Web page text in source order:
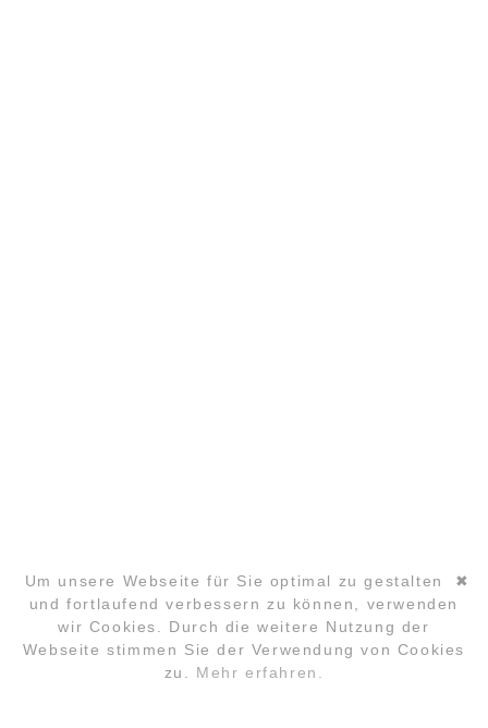
Navigation
FAQ LOCATION
COPYRIGHT ©2026 GLOBAL LAUGHTER YOGA CONFERENCE ✖
Um unsere Webseite für Sie optimal zu gestalten
und fortlaufend verbessern zu können, verwenden
wir Cookies. Durch die weitere Nutzung der
Webseite stimmen Sie der Verwendung von Cookies
zu. Mehr erfahren.